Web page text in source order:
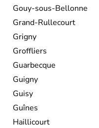
Gouy-sous-Bellonne
Grand-Rullecourt
Grigny
Groffliers
Guarbecque
Guigny
Guisy
Guînes
Haillicourt